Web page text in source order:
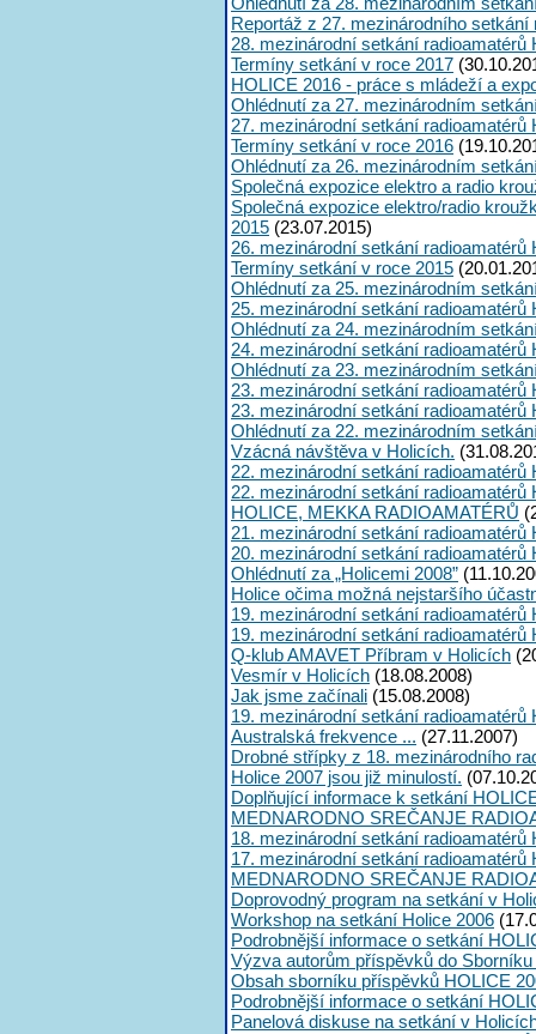
Reportáž z 27. mezinárodního setkání
28. mezinárodní setkání radioamatérů
Termíny setkání v roce 2017
HOLICE 2016 - práce s mládeží a
Ohlédnutí za 27. mezinárodním
27. mezinárodní setkání radioamatérů
Termíny setkání v roce 2016
Ohlédnutí za 26. mezinárodním
Společná expozice elektro a radio
Společná expozice elektro/radio
2015 (23.07.2015)
26. mezinárodní setkání radioamatérů
Termíny setkání v roce 2015
Ohlédnutí za 25. mezinárodním
25. mezinárodní setkání radioamatérů
Ohlédnutí za 24. mezinárodním
24. mezinárodní setkání radioamatérů
Ohlédnutí za 23. mezinárodním
23. mezinárodní setkání
23. mezinárodní setkání radioamatérů
Ohlédnutí za 22. mezinárodním
Vzácná návštěva v Holicích.
22. mezinárodní setkání
22. mezinárodní setkání radioamatérů
HOLICE, MEKKA RADIOAMATÉRŮ
21. mezinárodní setkání radioamatérů
20. mezinárodní setkání radioamatérů
Ohlédnutí za „Holicemi 2008”
Holice očima možná nejstaršího
19. mezinárodní setkání radioamatérů
19. mezinárodní setkání
Q-klub AMAVET Příbram v Holicích
Vesmír v Holicích (18.08.2008)
Jak jsme začínali (15.08.2008)
19. mezinárodní setkání
Australská frekvence ... (27.11.2007)
Drobné střípky z 18. mezinárodního
Holice 2007 jsou již minulostí.
Doplňující informace k setkání
MEDNARODNO SREČANJE
18. mezinárodní setkání radioamatérů
17. mezinárodní setkání radioamatérů
MEDNARODNO SREČANJE
Doprovodný program na setkání v
Workshop na setkání Holice 2006
Podrobnější informace o setkání
Výzva autorům příspěvků do
Obsah sborníku příspěvků HOLICE
Podrobnější informace o setkání
Panelová diskuse na setkání v